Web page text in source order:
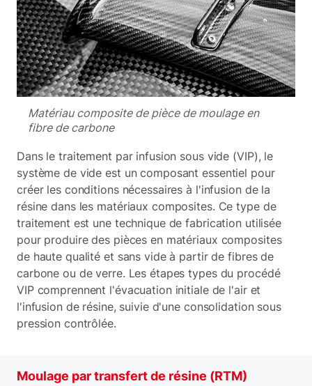
Matériau composite de pièce de moulage en
fibre de carbone
Dans le traitement par infusion sous vide (VIP), le
système de vide est un composant essentiel pour
créer les conditions nécessaires à l'infusion de la
résine dans les matériaux composites. Ce type de
traitement est une technique de fabrication utilisée
pour produire des pièces en matériaux composites
de haute qualité et sans vide à partir de fibres de
carbone ou de verre. Les étapes types du procédé
VIP comprennent l'évacuation initiale de l'air et
l'infusion de résine, suivie d'une consolidation sous
pression contrôlée.
Moulage par transfert de résine (RTM)